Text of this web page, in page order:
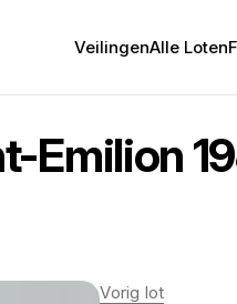
VeilingenAlle Loten
Emilion
Vorig lot